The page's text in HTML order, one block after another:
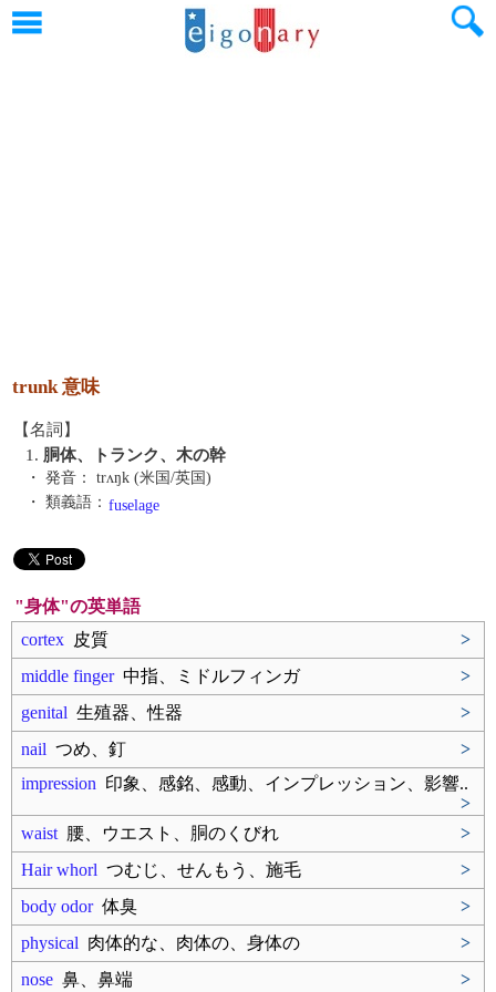
trunk 意味
【名詞】
1. 胴体、トランク、木の幹
・ 発音：
trʌŋk (米国/英国)
・ 類義語： fuselage
"身体"の英単語
cortex 皮質
>
middle finger中指、ミドルフィンガ
>
genital 生殖器、性器
>
nail つめ、釘
>
impression 印象、感銘、感動、インプレッション、影響..
>
waist 腰、ウエスト、胴のくびれ
>
Hair whorl つむじ、せんもう、施毛
>
body odor体臭
>
physical 肉体的な、肉体の、身体の
>
nose 鼻、鼻端 >